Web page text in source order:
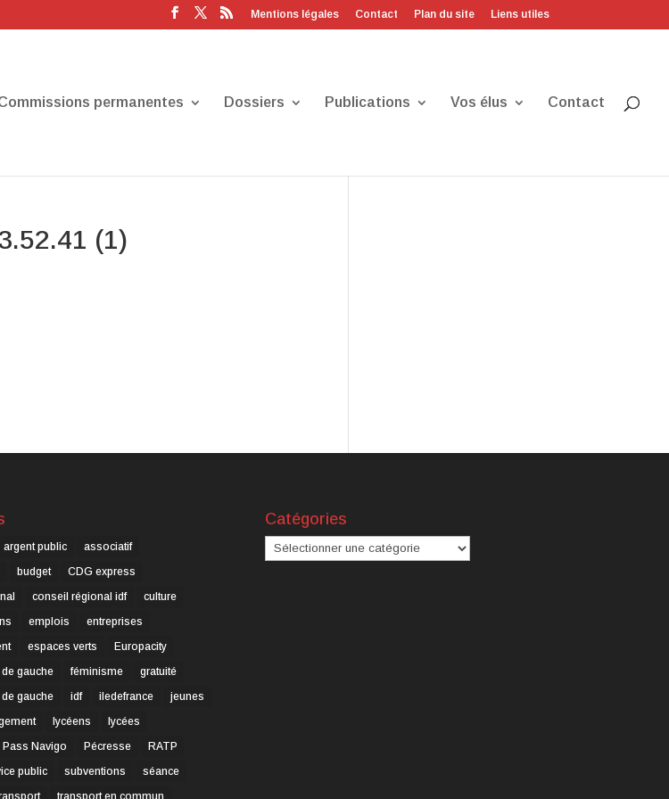
Mentions légales Contact Plan du site Liens utiles
permanentes Dossiers Publications Vos élus Contact
(1)
argent public
associatif
budget
CDG express
conseil régional idf
culture
emplois
entreprises
espaces verts
Europacity
gauche féminisme
gratuité
gauche
idf iledefrance
jeunes
lycéens
lycées
Pass Navigo Pécresse
RATP
public subventions
séance
transport en commun
Catégories
Catégories